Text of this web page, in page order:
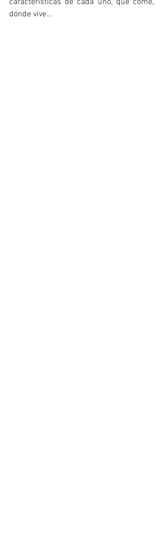
características de cada uno, qué come,
dónde vive...